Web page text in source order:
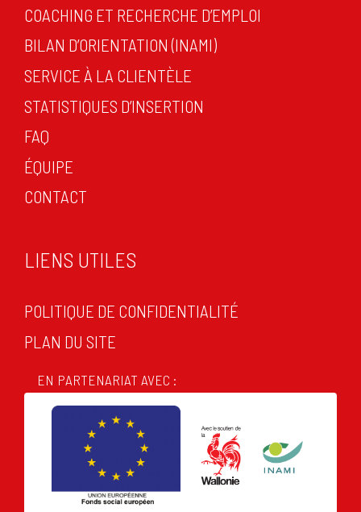
COACHING ET RECHERCHE D’EMPLOI
BILAN D’ORIENTATION (INAMI)
SERVICE À LA CLIENTÈLE
STATISTIQUES D’INSERTION
FAQ
ÉQUIPE
CONTACT
LIENS UTILES
POLITIQUE DE CONFIDENTIALITÉ
PLAN DU SITE
EN PARTENARIAT AVEC :